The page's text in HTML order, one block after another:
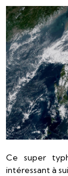
Ce super
intéressant à